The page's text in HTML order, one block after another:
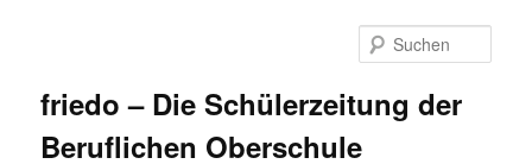
friedo – Die Schülerzeitung der
Beruflichen Oberschule